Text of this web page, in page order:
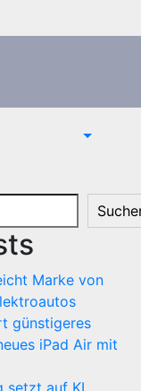
Marke von
günstigeres
iPad Air mit
setzt auf KI